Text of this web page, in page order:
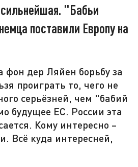
"Бабьи
поставили Европу на
фон дер Ляйен борьбу за
проиграть то, чего не
серьёзней, чем "бабий
будущее ЕС. России эта
Кому интересно –
Всё куда интересней,